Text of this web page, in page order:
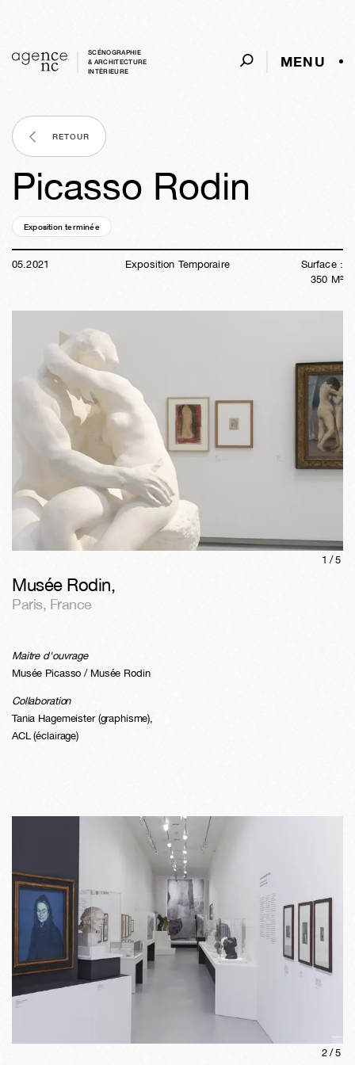
SCÉNOGRAPHIE
& ARCHITECTURE
INTÈRIEURE
MENU
RETOUR
Picasso Rodin
Exposition terminée
05.2021 Exposition Temporaire
Surface :
350 M²
1/5
Musée Rodin,
Paris, France
Maitre d'ouvrage
Musée Picasso / Musée Rodin
Collaboration
Tania Hagemeister (graphisme),
ACL (éclairage)
2 /5